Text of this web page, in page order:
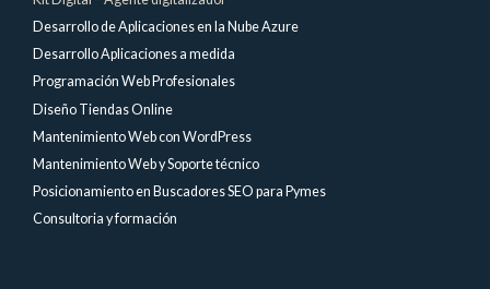
Desarrollo de Aplicaciones en la Nube Azure
Desarrollo Aplicaciones a medida
Programación Web Profesionales
Diseño Tiendas Online
Mantenimiento Web con WordPress
Mantenimiento Web y Soporte técnico
Posicionamiento en Buscadores SEO para Pymes
Consultoria y formación